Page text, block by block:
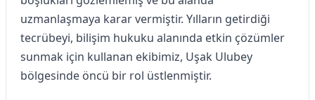
uzmanlaşmaya karar vermiştir. Yılların getirdiği
tecrübeyi, bilişim hukuku alanında etkin çözümler
sunmak için kullanan ekibimiz, Uşak Ulubey
bölgesinde öncü bir rol üstlenmiştir.